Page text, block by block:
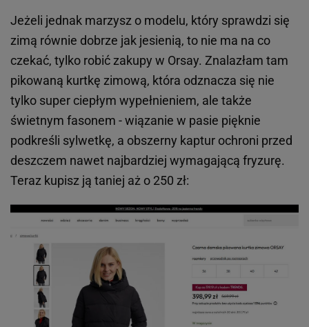
Jeżeli jednak marzysz o modelu, który sprawdzi się
zimą równie dobrze jak jesienią, to nie ma na co
czekać, tylko robić zakupy w Orsay. Znalazłam tam
pikowaną kurtkę zimową, która odznacza się nie
tylko super ciepłym wypełnieniem, ale także
świetnym fasonem - wiązanie w pasie pięknie
podkreśli sylwetkę, a obszerny kaptur ochroni przed
deszczem nawet najbardziej wymagającą fryzurę.
Teraz kupisz ją taniej aż o 250 zł: